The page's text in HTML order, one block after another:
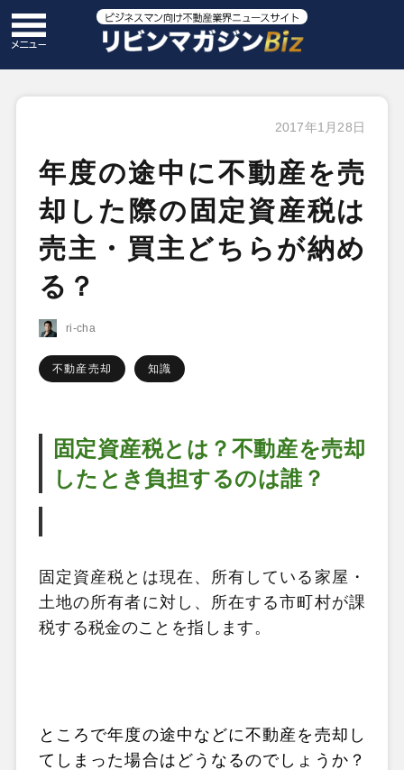
2017年1月28日
年度の途中に不動産を売
却した際の固定資産税は
売主・買主どちらが納め
る？
ri-cha
不動産売却 知識
固定資産税とは？不動産を売却
したとき負担するのは誰？
固定資産税とは現在、所有している家屋・
土地の所有者に対し、所在する市町村が課
税する税金のことを指します。
ところで年度の途中などに不動産を売却し
てしまった場合はどうなるのでしょうか？